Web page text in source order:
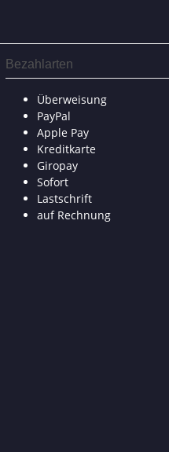
Bezahlarten
Überweisung
PayPal
Apple Pay
Kreditkarte
Giropay
Sofort
Lastschrift
auf Rechnung